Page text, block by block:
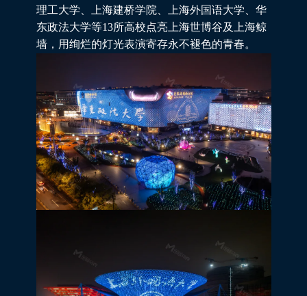
理工大学、上海建桥学院、上海外国语大学、华
东政法大学等13所高校点亮上海世博谷及上海鲸
墙，用绚烂的灯光表演寄存永不褪色的青春。